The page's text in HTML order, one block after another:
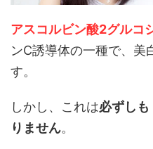
アスコルビン酸2グルコ
ンC誘導体の一種で、美
す。
しかし、これは必ずし
りません。